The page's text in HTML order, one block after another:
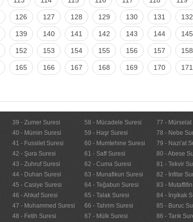
126 127 128 129 130 131 132
139 140 141 142 143 144 145
152 153 154 155 156 157 158
165 166 167 168 169 170 171
39 - Zumer Suresi
40 - Mümin Suresi
41 - Fussilet Suresi
42 - Şura Suresi
43 - Zuhruf Suresi
44 - Duhan Suresi
45 - Casiye Suresi
46 - Ahkaf Suresi
47 - Muhammed Suresi
48 - Fetih Suresi
58 - Mücadele Suresi
59 - Haşr Suresi
60 - Mumtehine Suresi
61 - Saff Suresi
62 - Cuma Suresi
63 - Munafikun Suresi
64 - Teğabun Suresi
65 - Talak Suresi
66 - Tahrim Suresi
67 - Mülk Suresi
77 - Mürselat
78 - Nebe
79 - Nazi'at
80 - Abese
81 - Tekvir
82 - İnfitar
83 -
84 - İnşikak
85 - Buruc
86 - Tarık